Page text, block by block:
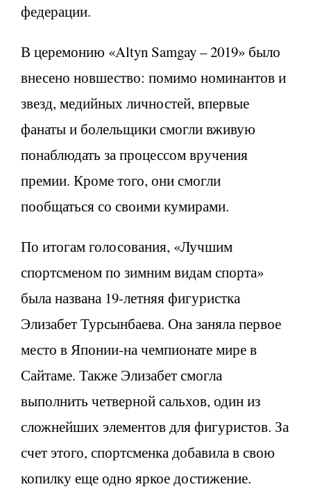
федерации.
В церемонию «Altyn Samgay – 2019» было
внесено новшество: помимо номинантов и
звезд, медийных личностей, впервые
фанаты и болельщики смогли вживую
понаблюдать за процессом вручения
премии. Кроме того, они смогли
пообщаться со своими кумирами.
По итогам голосования, «Лучшим
спортсменом по зимним видам спорта»
была названа 19-летняя фигуристка
Элизабет Турсынбаева. Она заняла первое
место в Японии-на чемпионате мире в
Сайтаме. Также Элизабет смогла
выполнить четверной сальхов, один из
сложнейших элементов для фигуристов. За
счет этого, спортсменка добавила в свою
копилку еще одно яркое достижение.